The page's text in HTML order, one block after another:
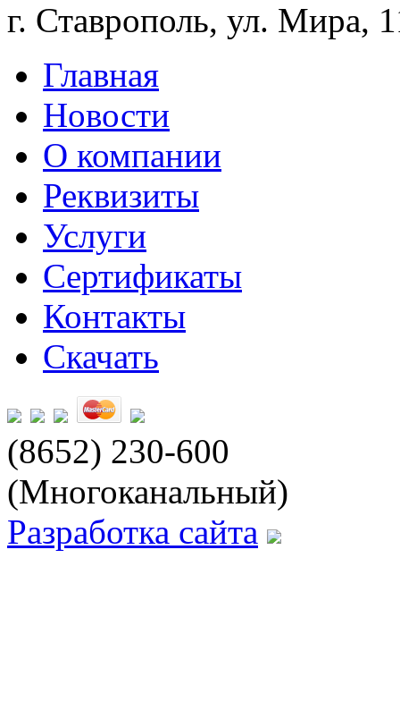
г. Ставрополь, ул. Мира,
Главная
Новости
О компании
Реквизиты
Услуги
Сертификаты
Контакты
Скачать
(8652) 230-600
(Многоканальный)
Разработка сайта